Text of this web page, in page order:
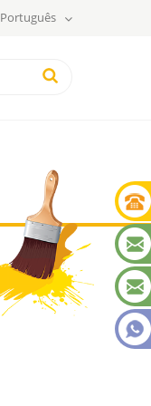
Português